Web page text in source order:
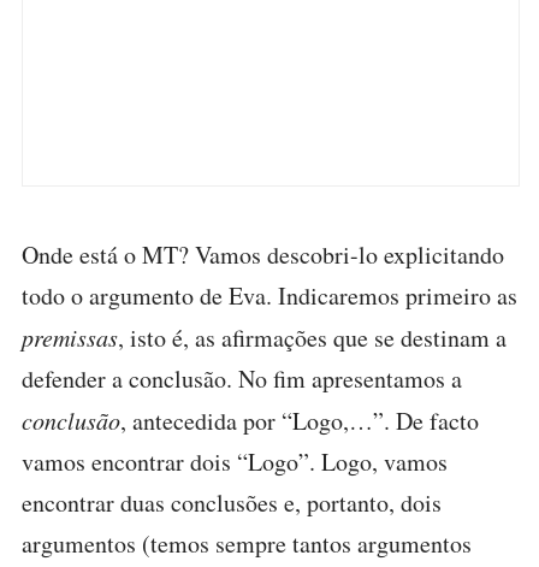
Onde está o MT? Vamos descobri-lo explicitando
todo o argumento de Eva. Indicaremos primeiro as
premissas, isto é, as afirmações que se destinam a
defender a conclusão. No fim apresentamos a
conclusão, antecedida por “Logo,…”. De facto
vamos encontrar dois “Logo”. Logo, vamos
encontrar duas conclusões e, portanto, dois
argumentos (temos sempre tantos argumentos